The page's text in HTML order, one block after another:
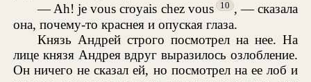
— Ah! je vous croyais chez vous
10 , — сказала
она, почему-то краснея и опуская глаза.
Князь Андрей строго посмотрел на нее. На
лице князя Андрея вдруг выразилось озлобление.
Он ничего не сказал ей, но посмотрел на ее лоб и